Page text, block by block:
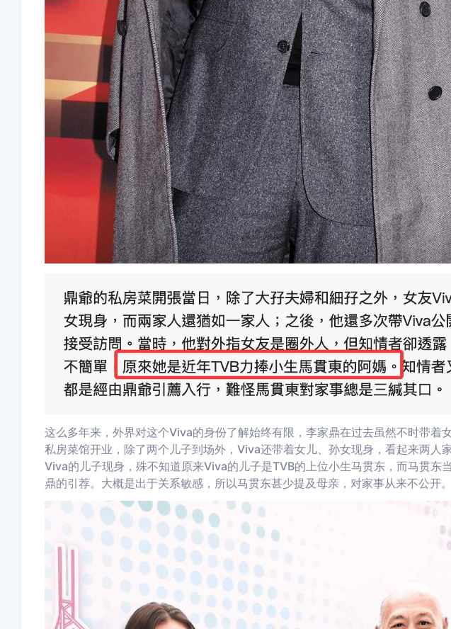
这么多年来，外界对这个Viva的身份了解始终有限，李家鼎在过去虽然不时带着
私房菜馆开业，除了两个儿子到场外，Viva还带着女儿、孙女现身，看起来两人
Viva的儿子现身，殊不知道原来Viva的儿子是TVB的上位小生马贯东，而马贯东
鼎的引荐。大概是出于关系敏感，所以马贯东甚少提及母亲，对家事从来不公开。